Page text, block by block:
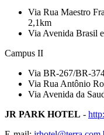
Via Rua Maestro
2,1km
Via Avenida Brasil
Campus II
Via BR-267/BR-
Via Rua Antônio
Via Avenida da
JR PARK HOTEL -